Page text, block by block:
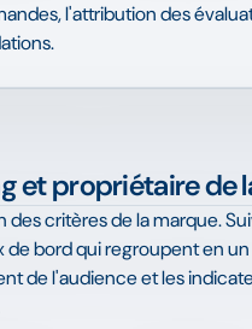
l'attribution des
et propriétaire de
critères de la marque.
bord qui regroupent en
de l'audience et les